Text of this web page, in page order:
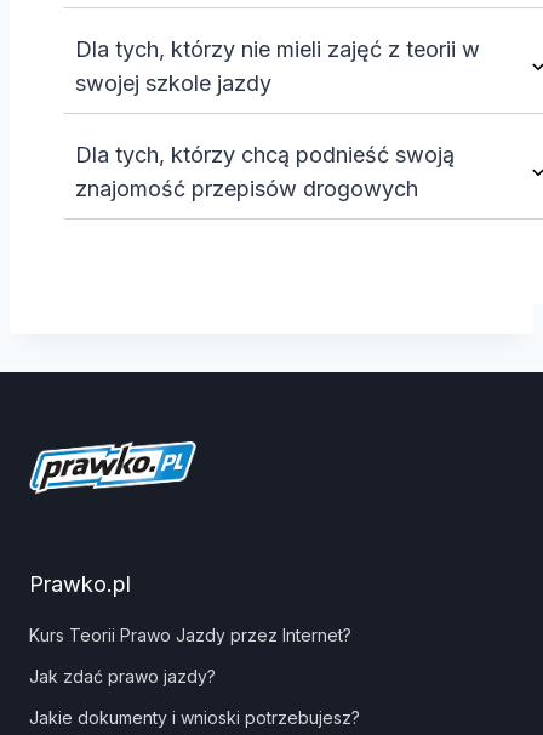
Dla tych, którzy nie mieli zajęć z teorii w
swojej szkole jazdy
Dla tych, którzy chcą podnieść swoją
znajomość przepisów drogowych
Prawko.pl
Kurs Teorii Prawo Jazdy przez Internet?
Jak zdać prawo jazdy?
Jakie dokumenty i wnioski potrzebujesz?